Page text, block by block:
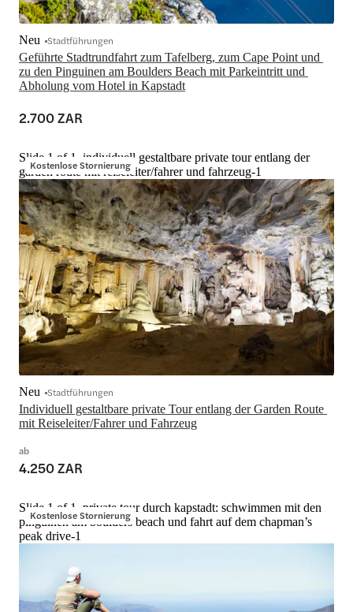
Geführte Stadtrundfahrt zum Tafelberg, zum Cape Point und
zu den Pinguinen am Boulders Beach mit Parkeintritt und
Abholung vom Hotel in Kapstadt
Neu Stadtführungen
2.700 ZAR
Kostenlose Stornierung
Slide 1 of 1, individuell gestaltbare private tour entlang der
garden route mit reiseleiter/fahrer und fahrzeug-1
Individuell gestaltbare private Tour entlang der Garden Route
mit Reiseleiter/Fahrer und Fahrzeug
Neu Stadtführungen
ab
4.250 ZAR
Kostenlose Stornierung
Slide 1 of 1, private tour durch kapstadt: schwimmen mit den
pinguinen am boulders beach und fahrt auf dem chapman’s
peak drive-1